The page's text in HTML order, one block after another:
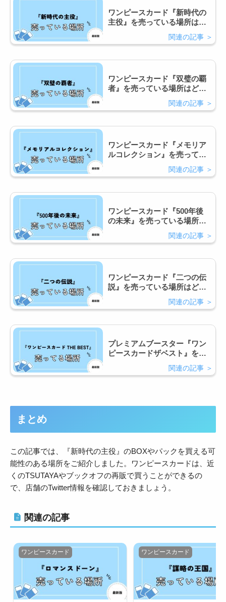
ワンピースカード『新時代の
主役』を売っている場所はど
こ？コンビニで買える？
ワンピースカード『双璧の覇
者』を売っている場所はど
こ？コンビニで買える？
ワンピースカード『メモリア
ルコレクション』を売ってい
る場所はどこ？コンビニで買
ワンピースカード『500年後
の未来』を売っている場所は
どこ？コンビニで買える？
ワンピースカード『二つの伝
説』を売っている場所はど
こ？コンビニで買える？
プレミアムブースター『ワン
ピースカードザベスト』を売
ってる場所はどこ？再販はあ
まとめ
この記事では、『新時代の主役』のBOXやパックを買える可
能性のある場所をご紹介しました。ワンピースカードは、近
くのTSUTAYAやブックオフの再販で買うことができるの
で、店舗のTwitter情報を確認しておきましょう。
関連の記事
ワンピースカード ワンピースカード